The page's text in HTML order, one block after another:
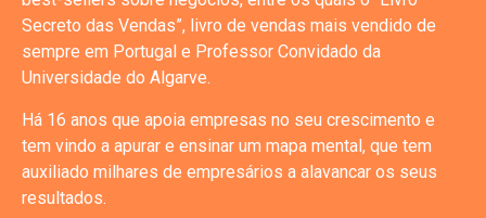
Secreto das Vendas”, livro de vendas mais vendido de
sempre em Portugal e Professor Convidado da
Universidade do Algarve.
Há 16 anos que apoia empresas no seu crescimento e
tem vindo a apurar e ensinar um mapa mental, que tem
auxiliado milhares de empresários a alavancar os seus
resultados.